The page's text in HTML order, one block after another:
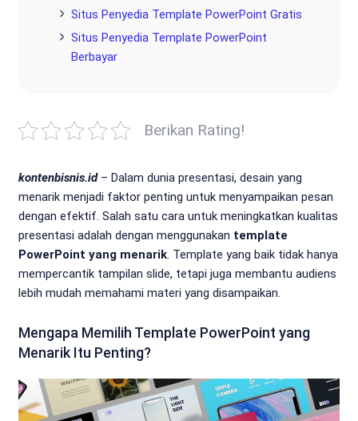
Situs Penyedia Template PowerPoint Gratis
Situs Penyedia Template PowerPoint
Berbayar
Berikan Rating!
kontenbisnis.id– Dalam dunia presentasi, desain yang
menarik menjadi faktor penting untuk menyampaikan pesan
dengan efektif. Salah satu cara untuk meningkatkan kualitas
presentasi adalah dengan menggunakan template
PowerPoint yang menarik . Template yang baik tidak hanya
mempercantik tampilan slide, tetapi juga membantu audiens
lebih mudah memahami materi yang disampaikan.
Mengapa Memilih Template PowerPoint yang
Menarik Itu Penting?